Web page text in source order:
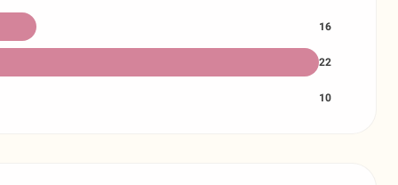
16
22
10